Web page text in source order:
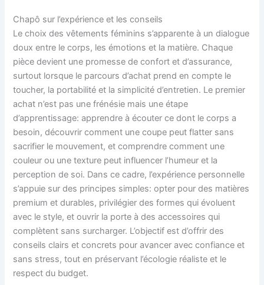
Chapô sur l’expérience et les conseils
Le choix des vêtements féminins s’apparente à un dialogue
doux entre le corps, les émotions et la matière. Chaque
pièce devient une promesse de confort et d’assurance,
surtout lorsque le parcours d’achat prend en compte le
toucher, la portabilité et la simplicité d’entretien. Le premier
achat n’est pas une frénésie mais une étape
d’apprentissage: apprendre à écouter ce dont le corps a
besoin, découvrir comment une coupe peut flatter sans
sacrifier le mouvement, et comprendre comment une
couleur ou une texture peut influencer l’humeur et la
perception de soi. Dans ce cadre, l’expérience personnelle
s’appuie sur des principes simples: opter pour des matières
premium et durables, privilégier des formes qui évoluent
avec le style, et ouvrir la porte à des accessoires qui
complètent sans surcharger. L’objectif est d’offrir des
conseils clairs et concrets pour avancer avec confiance et
sans stress, tout en préservant l’écologie réaliste et le
respect du budget.